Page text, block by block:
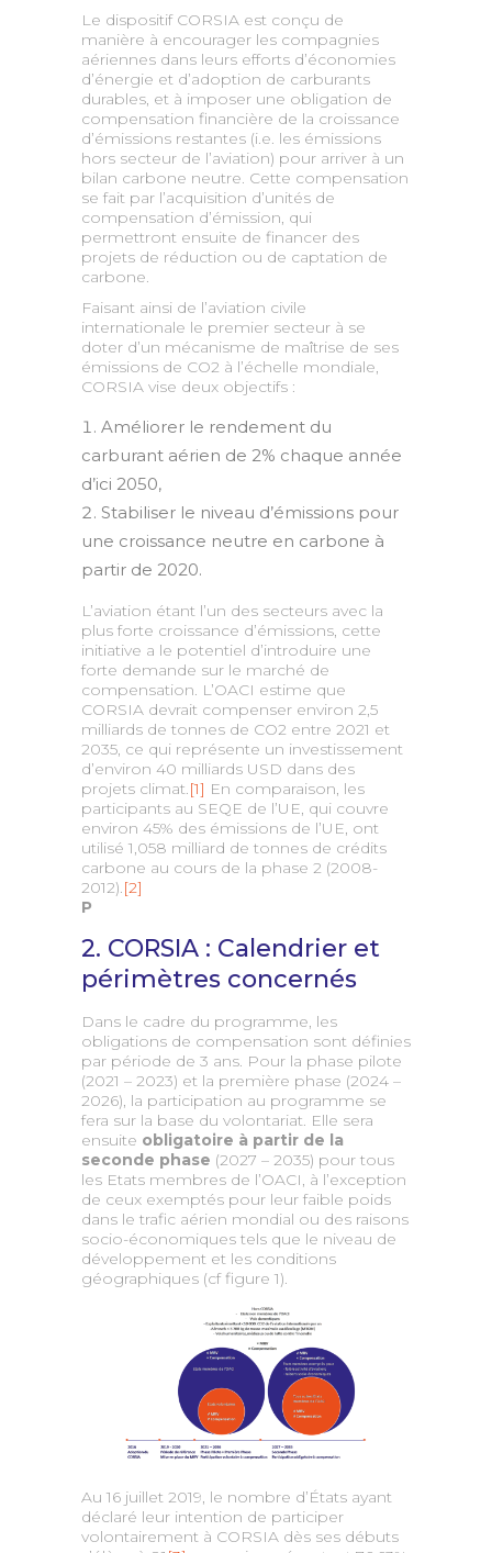
Le dispositif CORSIA est conçu de
manière à encourager les compagnies
aériennes dans leurs efforts d’économies
d’énergie et d’adoption de carburants
durables, et à imposer une obligation de
compensation financière de la croissance
d’émissions restantes (i.e. les émissions
hors secteur de l’aviation) pour arriver à un
bilan carbone neutre. Cette compensation
se fait par l’acquisition d’unités de
compensation d’émission, qui
permettront ensuite de financer des
projets de réduction ou de captation de
carbone.
Faisant ainsi de l’aviation civile
internationale le premier secteur à se
doter d’un mécanisme de maîtrise de ses
émissions de CO2 à l’échelle mondiale,
CORSIA vise deux objectifs :
Améliorer le rendement du
carburant aérien de 2% chaque année
d’ici 2050,
Stabiliser le niveau d’émissions pour
une croissance neutre en carbone à
partir de 2020.
L’aviation étant l’un des secteurs avec la
plus forte croissance d’émissions, cette
initiative a le potentiel d’introduire une
forte demande sur le marché de
compensation. L’OACI estime que
CORSIA devrait compenser environ 2,5
milliards de tonnes de CO2 entre 2021 et
2035, ce qui représente un investissement
d’environ 40 milliards USD dans des
projets climat.[1] En comparaison, les
participants au SEQE de l’UE, qui couvre
environ 45% des émissions de l’UE, ont
utilisé 1,058 milliard de tonnes de crédits
carbone au cours de la phase 2 (2008-
2012).[2]
P
2. CORSIA : Calendrier et
périmètres concernés
Dans le cadre du programme, les
obligations de compensation sont définies
par période de 3 ans. Pour la phase pilote
(2021 – 2023) et la première phase (2024 –
2026), la participation au programme se
fera sur la base du volontariat. Elle sera
ensuite obligatoire à partir de la
seconde phase (2027 – 2035) pour tous
les Etats membres de l’OACI, à l’exception
de ceux exemptés pour leur faible poids
dans le trafic aérien mondial ou des raisons
socio-économiques tels que le niveau de
développement et les conditions
géographiques (cf figure 1).
Au 16 juillet 2019, le nombre d’États ayant
déclaré leur intention de participer
volontairement à CORSIA dès ses débuts